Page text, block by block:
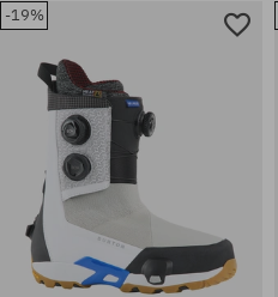
Mărimi existente:
43.5; 44; 44.5
-19%